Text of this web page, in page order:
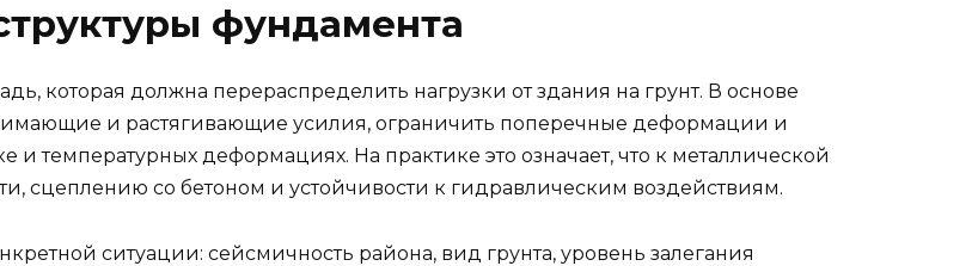
фундамента
которая должна перераспределить нагрузки от здания на грунт. В основе
и растягивающие усилия, ограничить поперечные деформации и
температурных деформациях. На практике это означает, что к металлической
сцеплению со бетоном и устойчивости к гидравлическим воздействиям.
ситуации: сейсмичность района, вид грунта, уровень залегания